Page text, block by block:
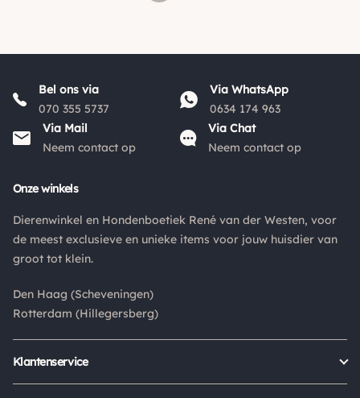
Bel ons via
070 355 5737
Via WhatsApp
0634 174 963
Via Mail
Neem contact op
Via Chat
Neem contact op
Onze winkels
Dierenwinkel en Hondenboetiek René van der Westen, voor
de meest exclusieve en unieke items voor jouw huisdier van
groot tot klein.
Den Haag (Scheveningen)
Rotterdam (Hillegersberg)
Klantenservice